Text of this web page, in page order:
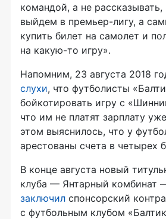
командой, а не
выйдем в премьер-лигу, а
купить билет на самолет и
на какую-то игру».
Напомним, 23 августа 2018
слухи, что футболисты
бойкотировать игру с
что им не платят зарплату
этом выяснилось, что у
арестованы счета в четырех
В конце августа новый
клуба — Янтарный комбинат
заключил спонсорский
с футбольным клубом